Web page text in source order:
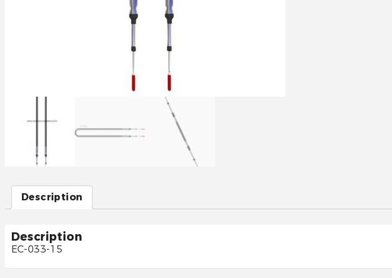
Description
Description
EC-033-15